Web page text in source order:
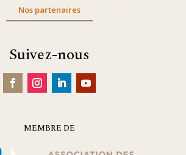
Nos partenaires
Suivez-nous
MEMBRE DE